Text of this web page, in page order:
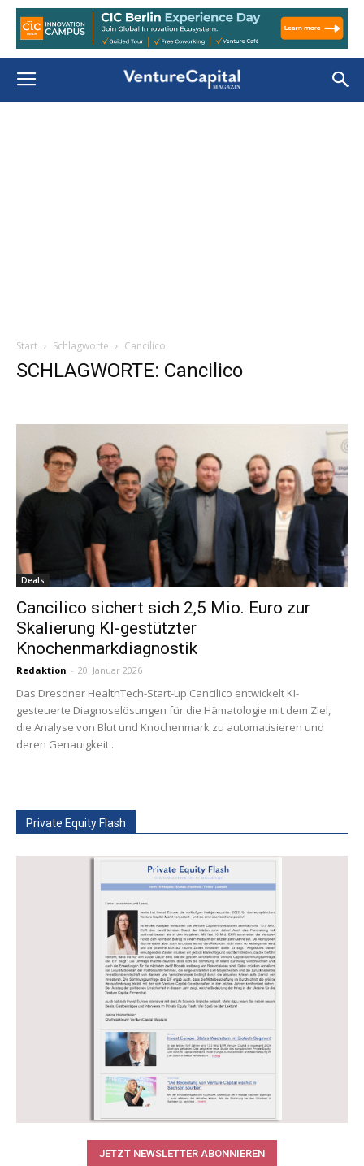
Start Schlagworte Cancilico
SCHLAGWORTE: Cancilico
Deals
Cancilico sichert sich 2,5 Mio. Euro zur
Skalierung KI-gestützter
Knochenmarkdiagnostik
Redaktion - 20. Januar 2026
Das Dresdner HealthTech-Start-up Cancilico entwickelt KI-
gesteuerte Diagnoselösungen für die Hämatologie mit dem Ziel,
die Analyse von Blut und Knochenmark zu automatisieren und
deren Genauigkeit...
Private Equity Flash
JETZT NEWSLETTER ABONNIEREN